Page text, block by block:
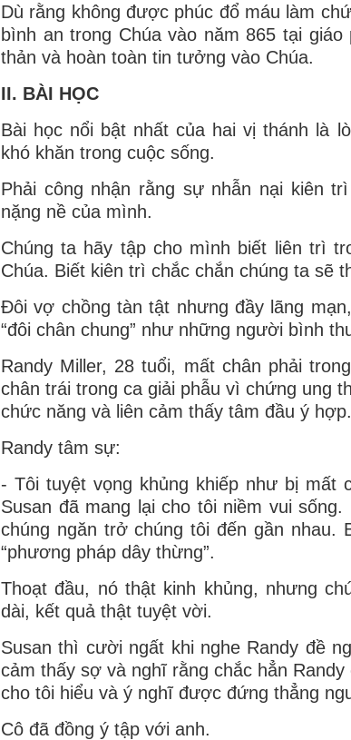
Dù rằng không được phúc đổ máu làm
bình an trong Chúa vào năm 865 tại
thản và hoàn toàn tin tưởng vào Chúa.
II. BÀI HỌC
Bài học nổi bật nhất của hai vị thánh là
khó khăn trong cuộc sống.
Phải công nhận rằng sự nhẫn nại kiên
nặng nề của mình.
Chúng ta hãy tập cho mình biết liên trì
Chúa. Biết kiên trì chắc chắn chúng ta sẽ
Đôi vợ chồng tàn tật nhưng đầy lãng
“đôi chân chung” như những người bình
Randy Miller, 28 tuổi, mất chân phải
chân trái trong ca giải phẫu vì chứng ung
chức năng và liên cảm thấy tâm đầu ý hợp.
Randy tâm sự:
- Tôi tuyệt vọng khủng khiếp như bị
Susan đã mang lại cho tôi niềm vui
chúng ngăn trở chúng tôi đến gần
“phương pháp dây thừng”.
Thoạt đầu, nó thật kinh khủng, nhưng
dài, kết quả thật tuyệt vời.
Susan thì cười ngất khi nghe Randy đề
cảm thấy sợ và nghĩ rằng chắc hẳn
cho tôi hiểu và ý nghĩ được đứng thẳng
Cô đã đồng ý tập với anh.